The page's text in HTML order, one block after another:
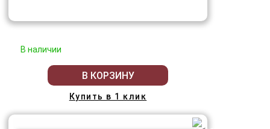
В наличии
В КОРЗИНУ
Купить в 1 клик